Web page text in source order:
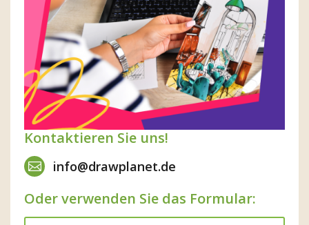
Kontaktieren Sie uns!
info@drawplanet.de
Oder verwenden Sie das Formular: